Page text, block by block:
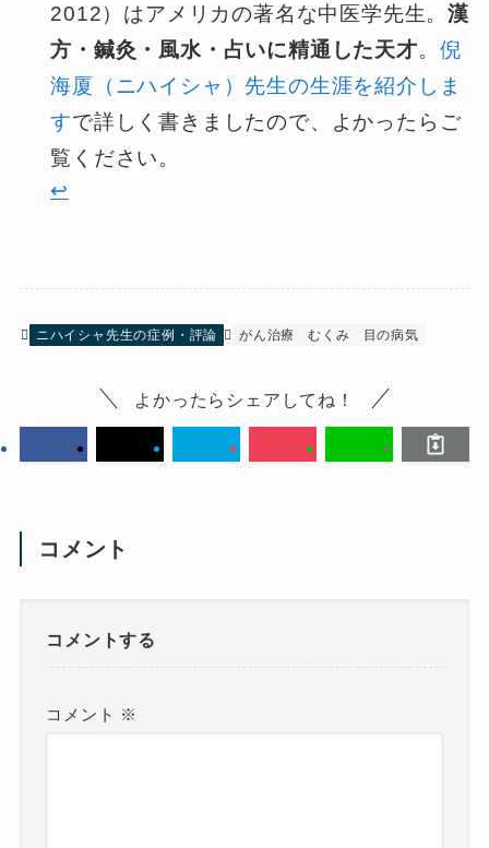
2012）はアメリカの著名な中医学先生。漢
方・鍼灸・風水・占いに精通した天才。 倪
海厦（ニハイシャ）先生の生涯を紹介しま
すで詳しく書きましたので、よかったらご
覧ください。
↩︎
ニハイシャ先生の症例・評論 がん治療 むくみ 目の病気
よかったらシェアしてね！
コメント
コメントする
コメント ※